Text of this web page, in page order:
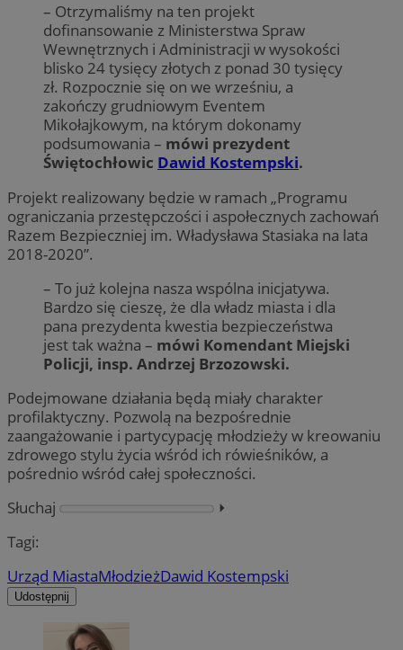
– Otrzymaliśmy na ten projekt
dofinansowanie z Ministerstwa Spraw
Wewnętrznych i Administracji w wysokości
blisko 24 tysięcy złotych z ponad 30 tysięcy
zł. Rozpocznie się on we wrześniu, a
zakończy grudniowym Eventem
Mikołajkowym, na którym dokonamy
podsumowania – mówi prezydent
Świętochłowic Dawid Kostempski.
Projekt realizowany będzie w ramach „Programu
ograniczania przestępczości i aspołecznych zachowań
Razem Bezpieczniej im. Władysława Stasiaka na lata
2018-2020”.
– To już kolejna nasza wspólna inicjatywa.
Bardzo się cieszę, że dla władz miasta i dla
pana prezydenta kwestia bezpieczeństwa
jest tak ważna – mówi Komendant Miejski
Policji, insp. Andrzej Brzozowski.
Podejmowane działania będą miały charakter
profilaktyczny. Pozwolą na bezpośrednie
zaangażowanie i partycypację młodzieży w kreowaniu
zdrowego stylu życia wśród ich rówieśników, a
pośrednio wśród całej społeczności.
Słuchaj
⏵︎
Tagi:
Urząd MiastaMłodzieżDawid Kostempski
Udostępnij